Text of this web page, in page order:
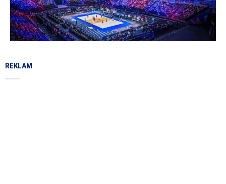
REKLAM